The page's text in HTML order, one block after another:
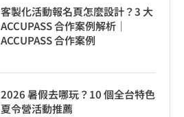
客製化活動報名頁怎麼設計？3 大
ACCUPASS 合作案例解析｜
ACCUPASS 合作案例
2026 暑假去哪玩？10 個全台特色
夏令營活動推薦